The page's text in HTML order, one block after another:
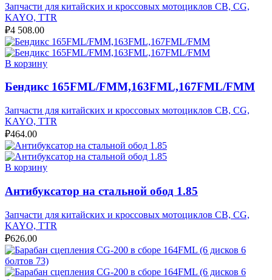
Запчасти для китайских и кроссовых мотоциклов CB, CG,
KAYO, TTR
₽4 508.00
В корзину
Бендикс 165FML/FMM,163FML,167FML/FMM
Запчасти для китайских и кроссовых мотоциклов CB, CG,
KAYO, TTR
₽464.00
В корзину
Антибуксатор на стальной обод 1.85
Запчасти для китайских и кроссовых мотоциклов CB, CG,
KAYO, TTR
₽626.00